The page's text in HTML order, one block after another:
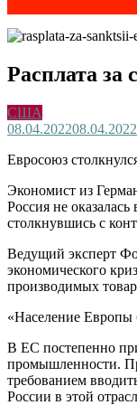
Расплата за
США
08.04.202208.04.2022
Евросоюз
Экономист из
Россия не
столкнувшись с
Ведущий эксперт
экономического
производимых
«Население Европы
В ЕС постепенно
промышленности.
требованием
России в этой